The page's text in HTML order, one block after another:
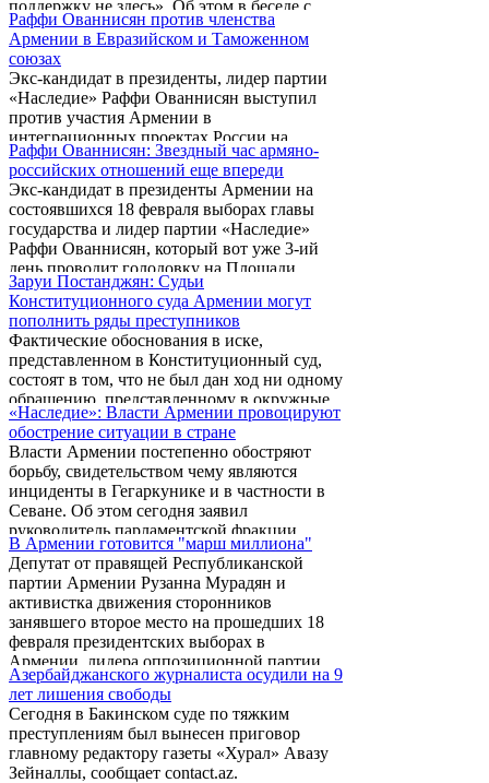
поддержку не здесь». Об этом в беседе с
журналистами заявил глава парламентской
фракции АРФ «Дашнакцутюн» (АРФД)
Ваан Ованнисян, который пришел
навестить проводящего на Площади
Свободы в Ереване голодовку лидера
партии «Наследие» Раффи Ованнисяна.
Раффи Ованнисян против членства
Армении в Евразийском и Таможенном
союзах
Экс-кандидат в президенты, лидер партии
«Наследие» Раффи Ованнисян выступил
против участия Армении в
интеграционных проектах России на
постсоветском пространстве. Сегодня, 12
марта, выступая на площади Свободы
Еревана, он заявил, что выступает против
членства Армении в Таможенном и
Евразийском союзах.
Раффи Ованнисян: Звездный час армяно-
российских отношений еще впереди
Экс-кандидат в президенты Армении на
состоявшихся 18 февраля выборах главы
государства и лидер партии «Наследие»
Раффи Ованнисян, который вот уже 3-ий
день проводит голодовку на Площади
Свободы в Ереване, на пресс-конференции
заявил, что он не является сторонником
антиевропеизма, антиамериканизма и
антиазиатизма.
Заруи Постанджян: Судьи
Конституционного суда Армении могут
пополнить ряды преступников
Фактические обоснования в иске,
представленном в Конституционный суд,
состоят в том, что не был дан ход ни одному
обращению, представленному в окружные
избирательные комиссии от имени Раффи
Ованнисяна. Об этом в беседе с
журналистами в Конституционном суде 12
марта заявила представитель интересов экс-
кандидата в президенты Раффи
Ованнисяна, секретарь парламентской
фракции партии «Наследие» Заруи
Постанджян.
«Наследие»: Власти Армении провоцируют
обострение ситуации в стране
Власти Армении постепенно обостряют
борьбу, свидетельством чему являются
инциденты в Гегаркунике и в частности в
Севане. Об этом сегодня заявил
руководитель парламентской фракции
Рубен Акопян в беседе с журналистами на
площади Свободы.
В Армении готовится "марш миллиона"
Депутат от правящей Республиканской
партии Армении Рузанна Мурадян и
активистка движения сторонников
занявшего второе место на прошедших 18
февраля президентских выборах в
Армении, лидера оппозиционной партии
"Наследие" Раффи Ованнисяна, блогер
Изабелла Абгарян выразили свое мнение по
поводу внутриполитических процессов и
голодовки, объявленной Ованнисяном.
Азербайджанского журналиста осудили на 9
лет лишения свободы
Ceгодня в Бакинском суде по тяжким
преступлениям был вынесен приговор
главному редактору газеты «Хурал» Авазу
Зейналлы, сообщает contact.az.